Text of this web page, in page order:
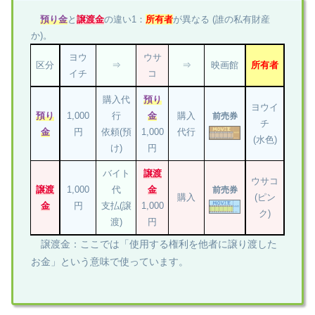
預り金と 譲渡金の違い1： 所有者が異なる (誰の私有財産
か)。
区分
ヨウ
イチ
⇒
ウサ
コ
⇒ 映画館 所有者
預り
金
1,000
円
購入代
行
依頼(預
け)
預り
金
1,000
円
購入
代行
前売券
ヨウイ
チ
(水色)
譲渡
金
1,000
円
バイト
代
支払(譲
渡)
譲渡
金
1,000
円
購入
前売券
ウサコ
(ピン
ク)
譲渡金：ここでは「使用する権利を他者に譲り渡した
お金」という意味で使っています。